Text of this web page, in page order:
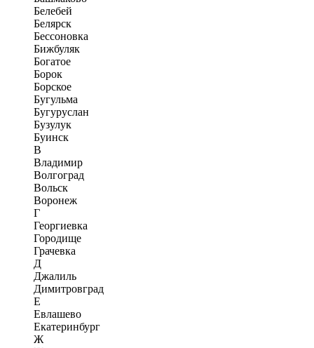
Белебей
Белярск
Бессоновка
Бижбуляк
Богатое
Борок
Борское
Бугульма
Бугуруслан
Бузулук
Буинск
В
Владимир
Волгоград
Вольск
Воронеж
Г
Георгиевка
Городище
Грачевка
Д
Джалиль
Димитровград
Е
Евлашево
Екатеринбург
Ж